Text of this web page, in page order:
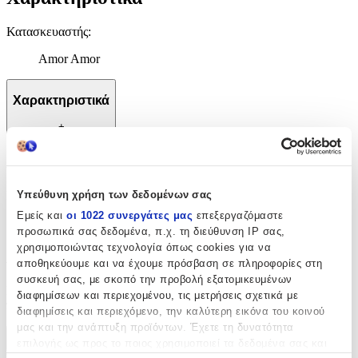
Υπεύθυνη χρήση των δεδομένων σας
Εμείς και οι 1022 συνεργάτες μας επεξεργαζόμαστε
προσωπικά σας δεδομένα, π.χ. τη διεύθυνση IP σας,
χρησιμοποιώντας τεχνολογία όπως cookies για να
αποθηκεύουμε και να έχουμε πρόσβαση σε πληροφορίες στη
συσκευή σας, με σκοπό την προβολή εξατομικευμένων
διαφημίσεων και περιεχομένου, τις μετρήσεις σχετικά με
διαφημίσεις και περιεχόμενο, την καλύτερη εικόνα του κοινού
μας και την ανάπτυξη προϊόντων. Έχετε τη δυνατότητα
Κατασκευαστής:
Amor Amor
Χαρακτηριστικά
+
Χαρακτηριστικά
Κατασκευαστής:
Amor Amor
Αξιολογήσεις
Προς το παρόν δεν υπάρχουν άλλες αξιολογήσεις. Όταν
προστεθούν, θα εμφανιστούν εδώ.